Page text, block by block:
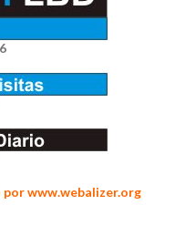
www.webalizer.org